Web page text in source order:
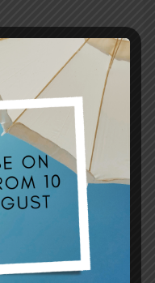
una buona manualità.
alto, in quanto è
materiale e fissarlo con
Se non si ha
di rivolgersi a un
riguarda
o l’imbottitura